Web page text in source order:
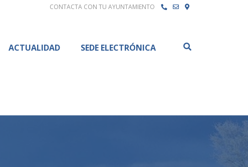
CONTACTA CON TU AYUNTAMIENTO
ACTUALIDAD SEDE ELECTRÓNICA